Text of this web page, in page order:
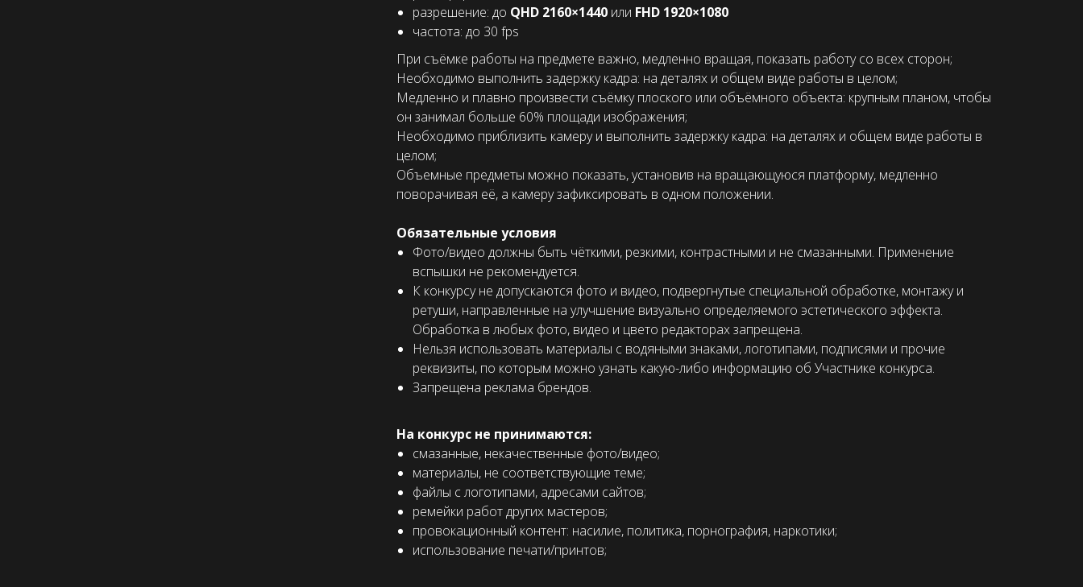
разрешение: до QHD 2160×1440 или FHD 1920×1080
частота: до 30 fps
При съёмке работы на предмете важно, медленно вращая, показать работу со всех сторон;
Необходимо выполнить задержку кадра: на деталях и общем виде работы в целом;
Медленно и плавно произвести съёмку плоского или объёмного объекта: крупным планом, чтобы
он занимал больше 60% площади изображения;
Необходимо приблизить камеру и выполнить задержку кадра: на деталях и общем виде работы в
целом;
Объемные предметы можно показать, установив на вращающуюся платформу, медленно
поворачивая её, а камеру зафиксировать в одном положении.
Обязательные условия
Фото/видео должны быть чёткими, резкими, контрастными и не смазанными. Применение
вспышки не рекомендуется.
К конкурсу не допускаются фото и видео, подвергнутые специальной обработке, монтажу и
ретуши, направленные на улучшение визуально определяемого эстетического эффекта.
Обработка в любых фото, видео и цвето редакторах запрещена.
Нельзя использовать материалы с водяными знаками, логотипами, подписями и прочие
реквизиты, по которым можно узнать какую-либо информацию об Участнике конкурса.
Запрещена реклама брендов.
На конкурс не принимаются:
смазанные, некачественные фото/видео;
материалы, не соответствующие теме;
файлы с логотипами, адресами сайтов;
ремейки работ других мастеров;
провокационный контент: насилие, политика, порнография, наркотики;
использование печати/принтов;